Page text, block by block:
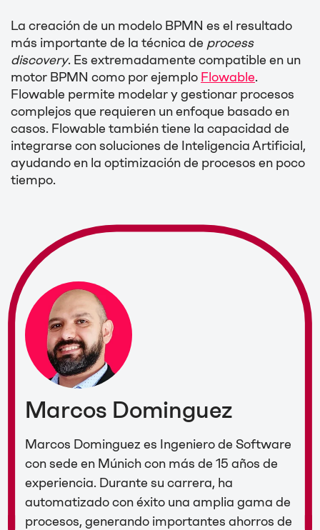
La creación de un modelo BPMN es el resultado
más importante de la técnica de process
discovery. Es extremadamente compatible en un
motor BPMN como por ejemplo Flowable.
Flowable permite modelar y gestionar procesos
complejos que requieren un enfoque basado en
casos. Flowable también tiene la capacidad de
integrarse con soluciones de Inteligencia Artificial,
ayudando en la optimización de procesos en poco
tiempo.
Marcos Dominguez
Marcos Dominguez es Ingeniero de Software
con sede en Múnich con más de 15 años de
experiencia. Durante su carrera, ha
automatizado con éxito una amplia gama de
procesos, generando importantes ahorros de